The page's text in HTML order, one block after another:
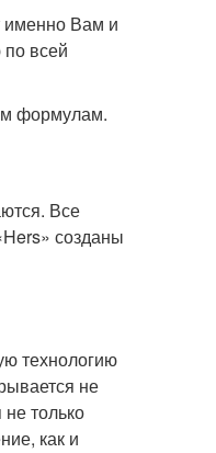
именно Вам и
всей
формулам.
Все
созданы
технологию
не
только
как и